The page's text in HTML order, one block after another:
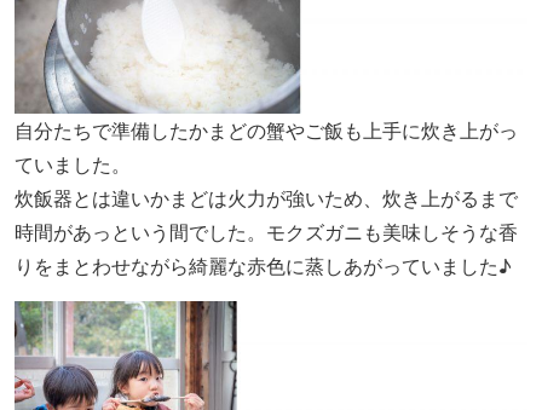
自分たちで準備したかまどの蟹やご飯も上手に炊き上がっ
ていました。
炊飯器とは違いかまどは火力が強いため、炊き上がるまで
時間があっという間でした。モクズガニも美味しそうな香
りをまとわせながら綺麗な赤色に蒸しあがっていました♪